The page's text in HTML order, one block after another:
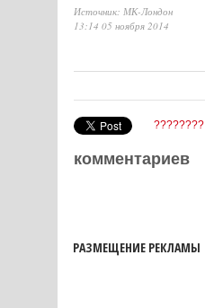
Источник: МК-Лондон
13:14 05 ноября 2014
????????
комментариев
РАЗМЕЩЕНИЕ РЕКЛАМЫ